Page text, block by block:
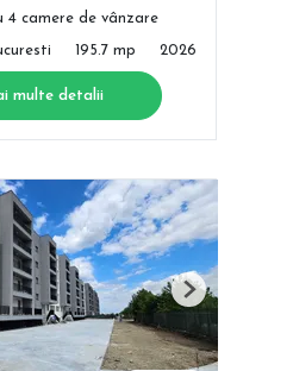
4 camere de vânzare
195.7 mp 2026
multe detalii
Next